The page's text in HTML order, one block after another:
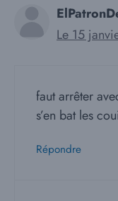
Le 15
faut arrêter
s’en bat les
Répondre